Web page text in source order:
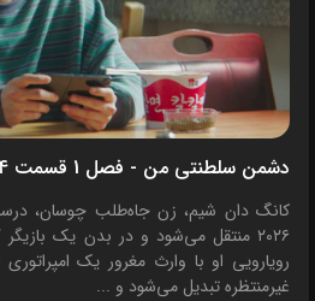
دشمن سلطنتی من - فصل 1 قسمت 4
کانگ دان شیم، زن جاه‌طلب چوسان،
۲۰۲۶ منتقل می‌شود و در بدن یک
رویارویی او با وارث مغرور یک
غیرمنتظره تبدیل می‌شود و ...